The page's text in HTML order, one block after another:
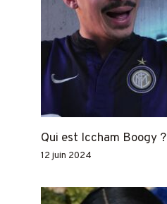
Qui est Iccham Boogy ?
12 juin 2024